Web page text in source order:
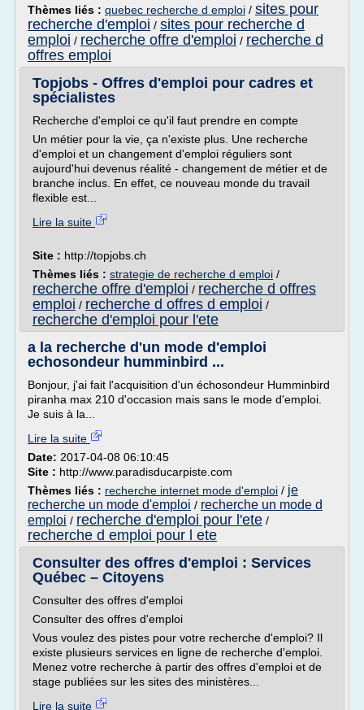
Thèmes liés : quebec recherche d emploi / sites pour
recherche d'emploi / sites pour recherche d
emploi / recherche offre d'emploi / recherche d
offres emploi
Topjobs - Offres d'emploi pour cadres et
spécialistes
Recherche d'emploi ce qu'il faut prendre en compte
Un métier pour la vie, ça n'existe plus. Une recherche
d'emploi et un changement d'emploi réguliers sont
aujourd'hui devenus réalité - changement de métier et de
branche inclus. En effet, ce nouveau monde du travail
flexible est...
Lire la suite
Site : http://topjobs.ch
Thèmes liés : strategie de recherche d emploi /
recherche offre d'emploi / recherche d offres
emploi / recherche d offres d emploi /
recherche d'emploi pour l'ete
a la recherche d'un mode d'emploi
echosondeur humminbird ...
Bonjour, j'ai fait l'acquisition d'un échosondeur Humminbird
piranha max 210 d'occasion mais sans le mode d'emploi.
Je suis à la...
Lire la suite
Date: 2017-04-08 06:10:45
Site : http://www.paradisducarpiste.com
Thèmes liés : recherche internet mode d'emploi / je
recherche un mode d'emploi / recherche un mode d
emploi / recherche d'emploi pour l'ete /
recherche d emploi pour l ete
Consulter des offres d'emploi : Services
Québec – Citoyens
Consulter des offres d'emploi
Consulter des offres d'emploi
Vous voulez des pistes pour votre recherche d'emploi? Il
existe plusieurs services en ligne de recherche d'emploi.
Menez votre recherche à partir des offres d'emploi et de
stage publiées sur les sites des ministères...
Lire la suite